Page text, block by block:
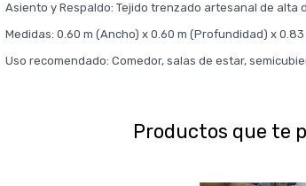
Asiento y Respaldo: Tejido trenzado artesanal de
Medidas: 0.60 m (Ancho) x 0.60 m (Profundidad) x 0.83
Uso recomendado: Comedor, salas de estar,
Productos que te